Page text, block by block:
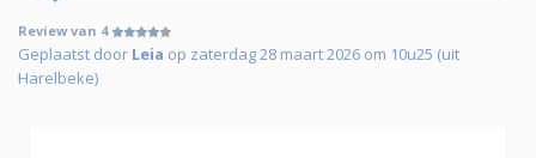
Review van 4
Geplaatst door Leia op zaterdag 28 maart 2026 om 10u25 (uit
Harelbeke)